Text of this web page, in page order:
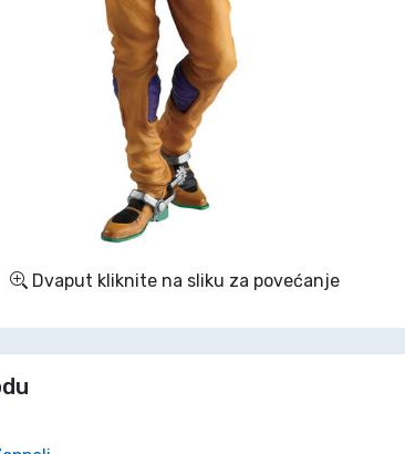
Dvaput kliknite na sliku za povećanje